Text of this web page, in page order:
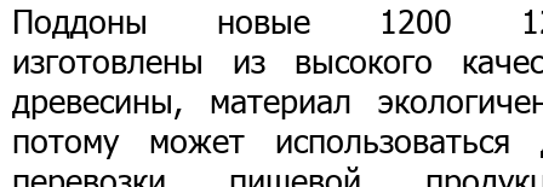
Поддоны новые 1200
изготовлены из высокого
древесины, материал
потому может использоваться